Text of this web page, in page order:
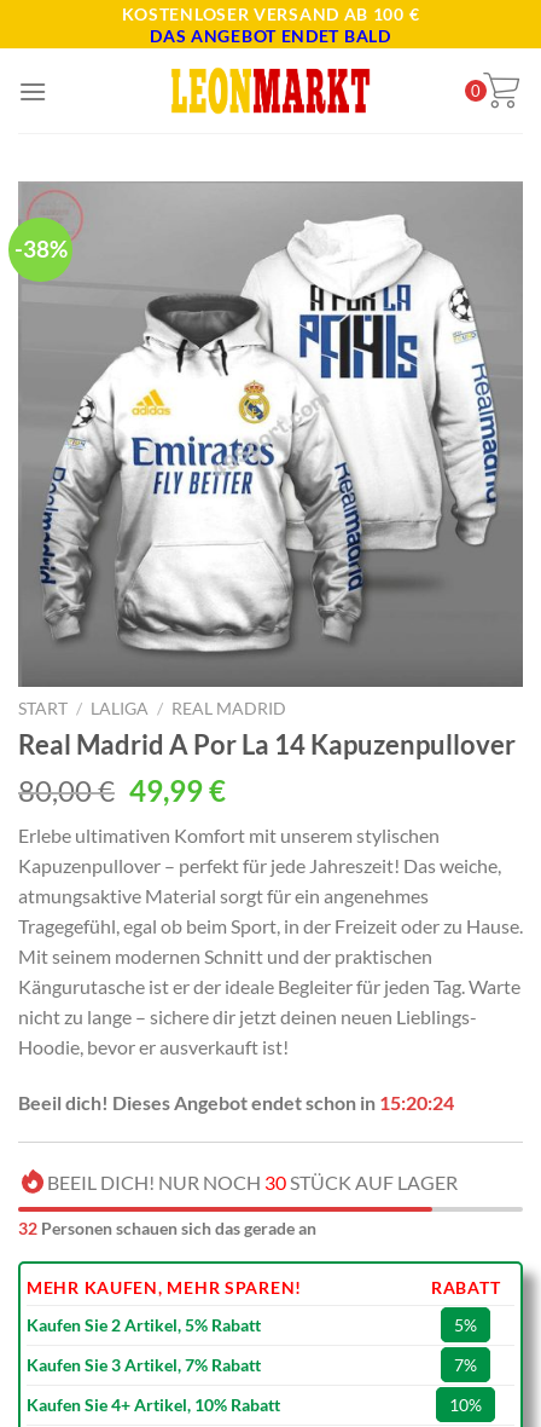
to
KOSTENLOSER VERSAND AB 100 €
DAS ANGEBOT ENDET BALD
0
-38%
START / LALIGA / REAL MADRID
Real Madrid A Por La 14 Kapuzenpullover
80,00€ Ursprünglicher
Preis
war:
80,00 €
49,99€Aktueller
ist:
49,99 €.
Erlebe ultimativen Komfort mit unserem stylischen
Kapuzenpullover – perfekt für jede Jahreszeit! Das weiche,
atmungsaktive Material sorgt für ein angenehmes
Tragegefühl, egal ob beim Sport, in der Freizeit oder zu Hause.
Mit seinem modernen Schnitt und der praktischen
Kängurutasche ist er der ideale Begleiter für jeden Tag. Warte
nicht zu lange – sichere dir jetzt deinen neuen Lieblings-
Hoodie, bevor er ausverkauft ist!
Beeil dich! Dieses Angebot endet schon in 15:20:23
BEEIL DICH! NUR NOCH 30STÜCK AUF LAGER
32 Personen schauen sich das gerade an
MEHR KAUFEN, MEHR SPAREN!
RABATT
Kaufen Sie 2 Artikel, 5% Rabatt
5%
Kaufen Sie 3 Artikel, 7% Rabatt
7%
Kaufen Sie 4+ Artikel, 10% Rabatt
10%